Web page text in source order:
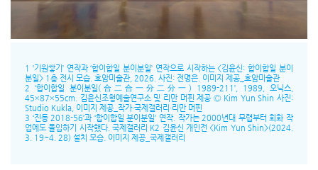
1 ‘기원쌓기’ 연작과 ‘합이합일 분이분일’ 연작으로 시작하는 <김윤신: 합이합일 분이
분일> 1층 전시 모습. 호암미술관, 2026. 사진: 전명은. 이미지 제공_호암미술관
2 ‘합이합일 분이분일(合二合一分二分一) 1989-211’, 1989, 오닉스,
45×87×55cm. 김윤신조형예술연구소 및 리만 머핀 제공 Ⓒ Kim Yun Shin 사진:
Studio Kukla, 이미지 제공_작가·국제갤러리·리만 머핀
3 ‘진동 2018-56’과 ‘합이합일 분이분일’ 연작. 작가는 2000년대 무렵부터 회화 작
업에도 몰입하기 시작했다. 국제갤러리 K2 김윤신 개인전 <Kim Yun Shin>(2024.
3. 19~4. 28) 설치 모습. 이미지 제공_국제갤러리